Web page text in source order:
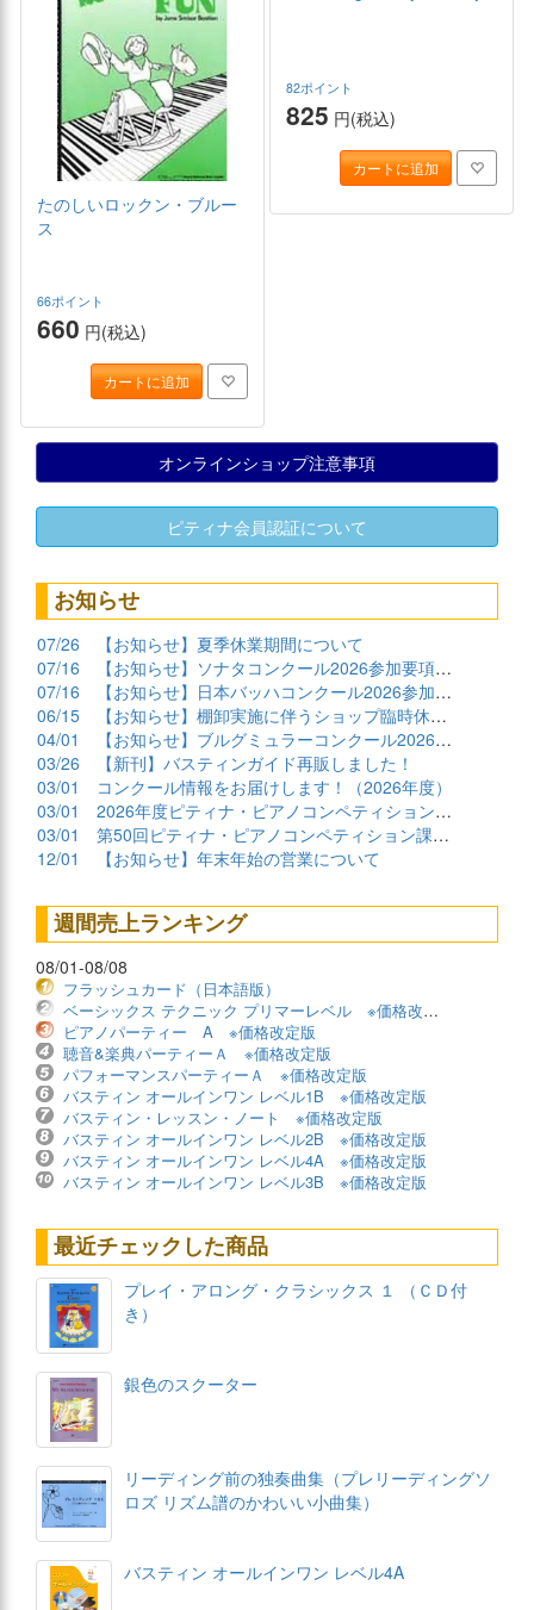
たのしいロックン・ブルー
ス
66ポイント
660 円(税込)
カートに追加
82ポイント
825 円(税込)
カートに追加
オンラインショップ注意事項
ピティナ会員認証について
お知らせ
07/26
【お知らせ】夏季休業期間について
07/16
【お知らせ】ソナタコンクール2026参加要項公開
07/16
【お知らせ】日本バッハコンクール2026参加要項公開
06/15
【お知らせ】棚卸実施に伴うショップ臨時休業について
04/01
【お知らせ】ブルグミュラーコンクール2026課題曲公開
03/26
【新刊】バスティンガイド再販しました！
03/01
コンクール情報をお届けします！（2026年度）
03/01
2026年度ピティナ・ピアノコンペティション課題曲商品
03/01
第50回ピティナ・ピアノコンペティション課題曲公開！
12/01
【お知らせ】年末年始の営業について
週間売上ランキング
08/01-08/08
フラッシュカード（日本語版）
ベーシックス テクニック プリマーレベル ※価格改定版
ピアノパーティー A ※価格改定版
聴音&楽典パーティーＡ ※価格改定版
パフォーマンスパーティーＡ ※価格改定版
バスティン オールインワン レベル1B ※価格改定版
バスティン・レッスン・ノート ※価格改定版
バスティン オールインワン レベル2B ※価格改定版
バスティン オールインワン レベル4A ※価格改定版
バスティン オールインワン レベル3B ※価格改定版
最近チェックした商品
プレイ・アロング・クラシックス １ （ＣＤ付
き）
銀色のスクーター
リーディング前の独奏曲集（プレリーディングソ
ロズ リズム譜のかわいい小曲集）
バスティン オールインワン レベル4A